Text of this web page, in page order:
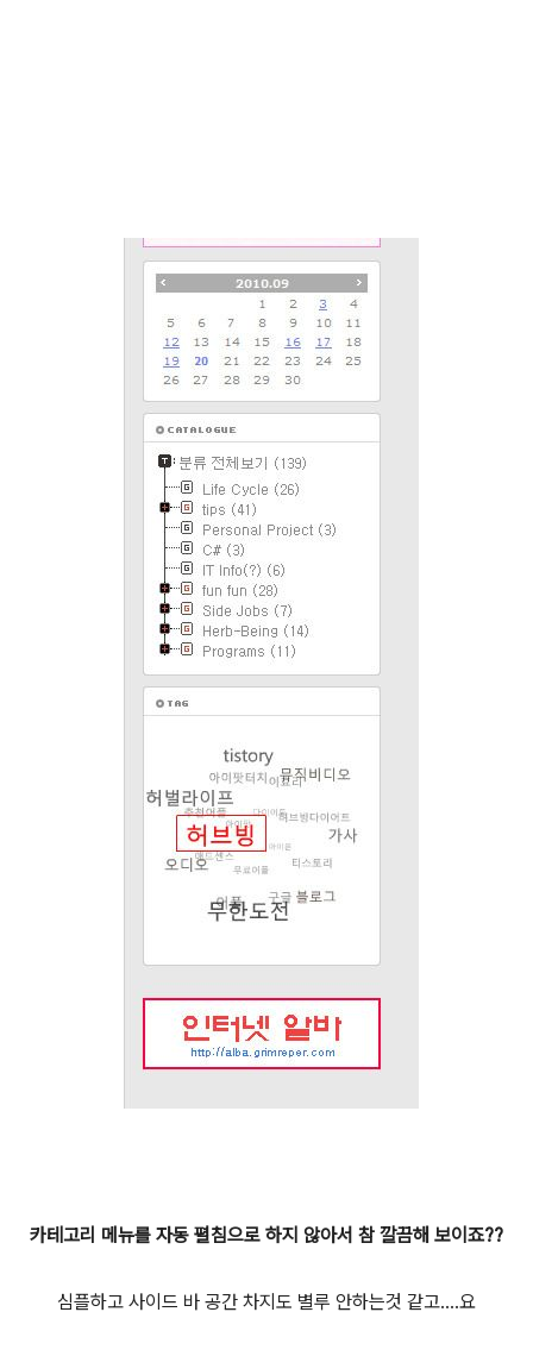
카테고리 메뉴를 자동 펼침으로 하지 않아서 참 깔끔해 보이죠??
심플하고 사이드 바 공간 차지도 별루 안하는것 같고....요